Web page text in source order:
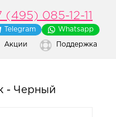
(495) 085-12-11
Telegram Whatsapp
Акции Поддержка
- Черный